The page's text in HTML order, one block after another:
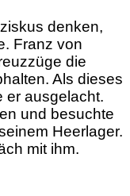
denken,
Franz von
die
Als dieses
er ausgelacht.
und besuchte
Heerlager.
mit ihm.